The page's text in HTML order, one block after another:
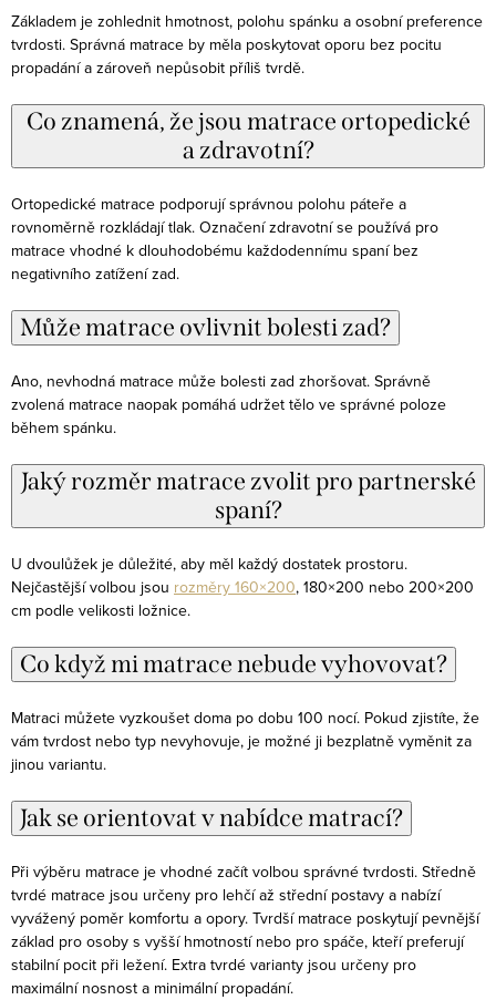
Základem je zohlednit hmotnost, polohu spánku a osobní preference
tvrdosti. Správná matrace by měla poskytovat oporu bez pocitu
propadání a zároveň nepůsobit příliš tvrdě.
Co znamená, že jsou matrace ortopedické
a zdravotní?
Ortopedické matrace podporují správnou polohu páteře a
rovnoměrně rozkládají tlak. Označení zdravotní se používá pro
matrace vhodné k dlouhodobému každodennímu spaní bez
negativního zatížení zad.
Může matrace ovlivnit bolesti zad?
Ano, nevhodná matrace může bolesti zad zhoršovat. Správně
zvolená matrace naopak pomáhá udržet tělo ve správné poloze
během spánku.
Jaký rozměr matrace zvolit pro partnerské
spaní?
U dvoulůžek je důležité, aby měl každý dostatek prostoru.
Nejčastější volbou jsou rozměry 160×200, 180×200 nebo 200×200
cm podle velikosti ložnice.
Co když mi matrace nebude vyhovovat?
Matraci můžete vyzkoušet doma po dobu 100 nocí. Pokud zjistíte, že
vám tvrdost nebo typ nevyhovuje, je možné ji bezplatně vyměnit za
jinou variantu.
Jak se orientovat v nabídce matrací?
Při výběru matrace je vhodné začít volbou správné tvrdosti. Středně
tvrdé matrace jsou určeny pro lehčí až střední postavy a nabízí
vyvážený poměr komfortu a opory. Tvrdší matrace poskytují pevnější
základ pro osoby s vyšší hmotností nebo pro spáče, kteří preferují
stabilní pocit při ležení. Extra tvrdé varianty jsou určeny pro
maximální nosnost a minimální propadání.